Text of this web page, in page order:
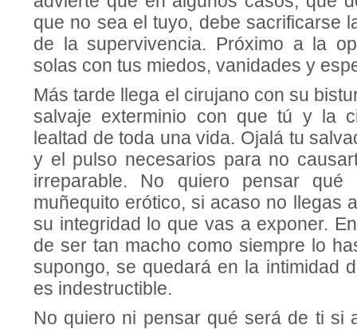
que no sea el tuyo, debe sacrificarse
de la supervivencia. Próximo a la
solas con tus miedos, vanidades y
Más tarde llega el cirujano con su
salvaje exterminio con que tú y la
lealtad de toda una vida. Ojalá tu
y el pulso necesarios para no
irreparable. No quiero pensar qué
muñequito erótico, si acaso no llegas
su integridad lo que vas a exponer.
de ser tan macho como siempre lo
supongo, se quedará en la intimidad
es indestructible.
No quiero ni pensar qué será de ti si